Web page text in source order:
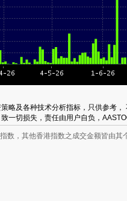
略及各种技术分析指标，只供参考，
一切损失，责任由用户自负，
数，其他香港指数之成交金额皆由其